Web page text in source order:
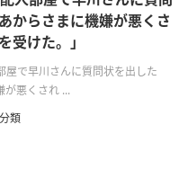
からさまに機嫌が悪くさ
受けた。」
屋で早川さんに質問状を出した
が悪くされ ...
類